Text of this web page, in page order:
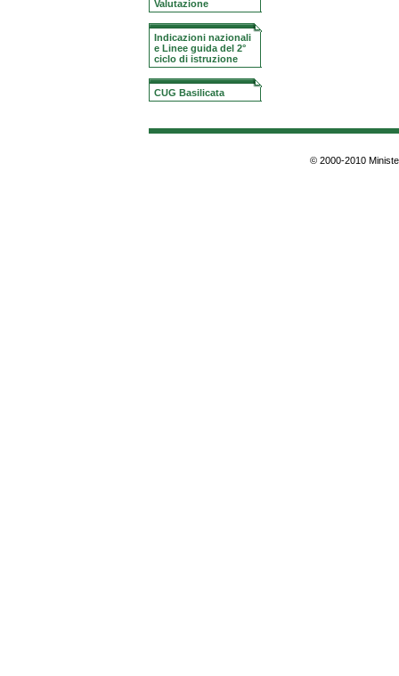
Valutazione
Indicazioni nazionali
e Linee guida del 2°
ciclo di istruzione
CUG Basilicata
© 2000-2010